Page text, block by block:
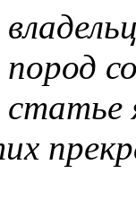
пород